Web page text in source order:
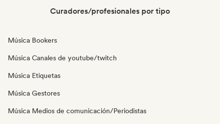
Curadores/profesionales por tipo
Música Bookers
Música Canales de youtube/twitch
Música Etiquetas
Música Gestores
Música Medios de comunicación/Periodistas